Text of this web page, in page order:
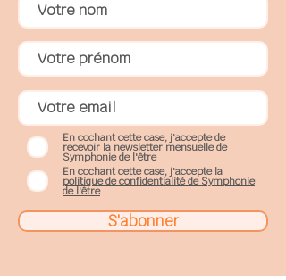
En cochant cette case, j'accepte de
recevoir la newsletter mensuelle de
Symphonie de l'être
En cochant cette case, j'accepte la
politique de confidentialité de Symphonie
de l'être
S'abonner